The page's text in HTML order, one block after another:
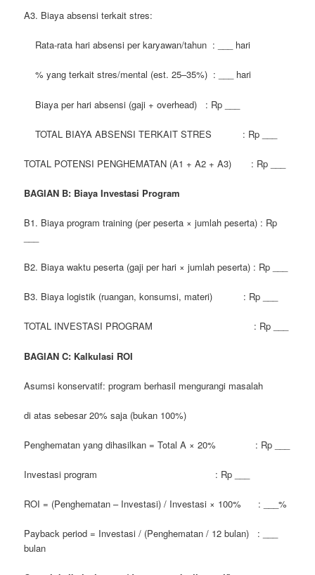
A3. Biaya absensi terkait stres:
Rata-rata hari absensi per karyawan/tahun : ___ hari
% yang terkait stres/mental (est. 25–35%) : ___ hari
Biaya per hari absensi (gaji + overhead) : Rp ___
TOTAL BIAYA ABSENSI TERKAIT STRES : Rp ___
TOTAL POTENSI PENGHEMATAN (A1 + A2 + A3) : Rp ___
BAGIAN B: Biaya Investasi Program
B1. Biaya program training (per peserta × jumlah peserta) : Rp
B2. Biaya waktu peserta (gaji per hari × jumlah peserta) : Rp ___
B3. Biaya logistik (ruangan, konsumsi, materi) : Rp ___
TOTAL INVESTASI PROGRAM : Rp ___
BAGIAN C: Kalkulasi ROI
Asumsi konservatif: program berhasil mengurangi masalah
di atas sebesar 20% saja (bukan 100%)
Penghematan yang dihasilkan = Total A × 20% : Rp ___
Investasi program : Rp ___
ROI = (Penghematan – Investasi) / Investasi × 100% : ___%
Payback period = Investasi / (Penghematan / 12 bulan) : ___
bulan